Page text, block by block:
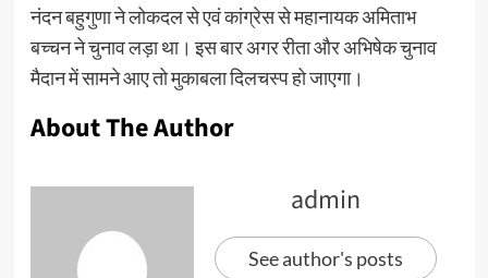
नंदन बहुगुणा ने लोकदल से एवं कांग्रेस से महानायक अमिताभ
बच्चन ने चुनाव लड़ा था। इस बार अगर रीता और अभिषेक चुनाव
मैदान में सामने आए तो मुकाबला दिलचस्प हो जाएगा।
About The Author
admin
See author's posts